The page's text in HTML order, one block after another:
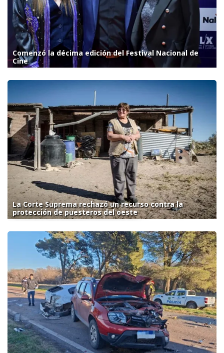
Comenzó la décima edición del Festival Nacional de
Cine
La Corte Suprema rechazó un recurso contra la
protección de puesteros del oeste